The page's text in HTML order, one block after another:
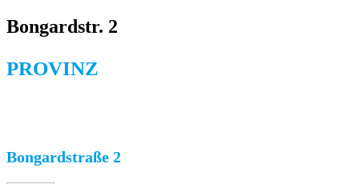
Bongardstr. 2
PROVINZ
Bongardstraße 2